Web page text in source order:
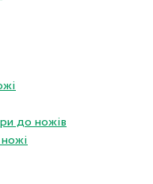
до ножів